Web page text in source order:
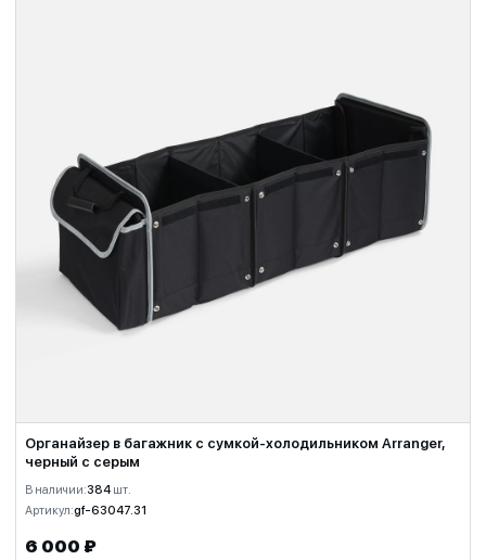
Органайзер в багажник с сумкой-холодильником Arranger,
черный с серым
В наличии:384 шт.
Артикул:gf-63047.31
6 000 ₽